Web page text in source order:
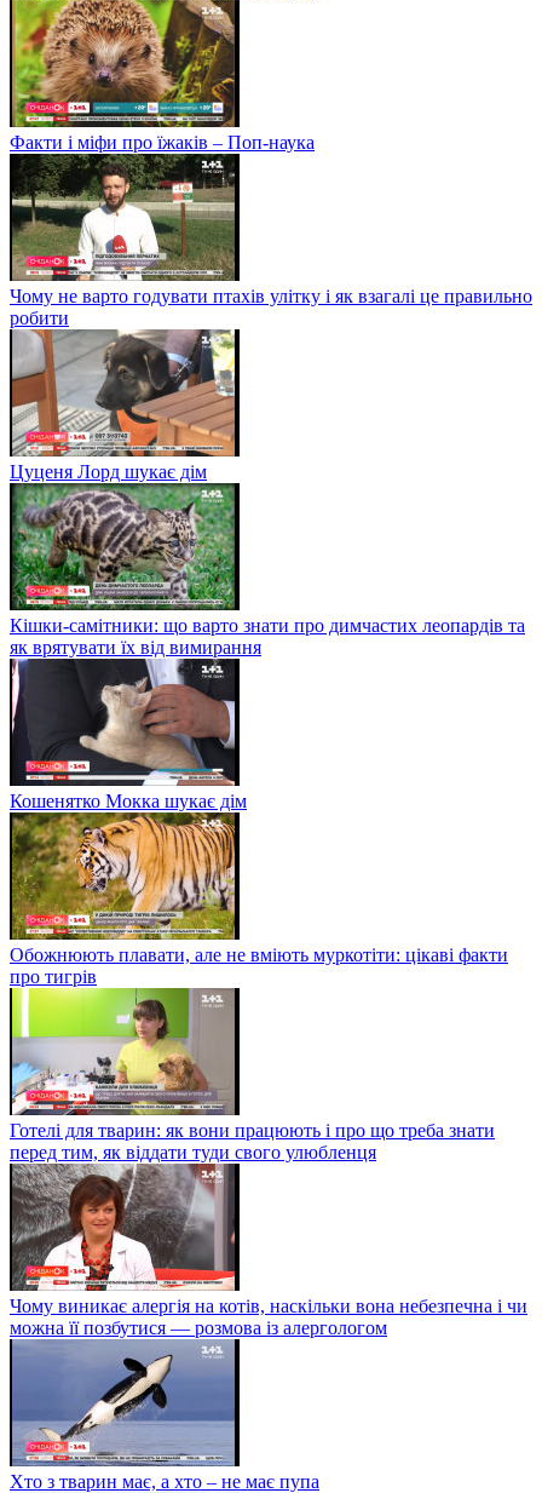
Факти і міфи про їжаків – Поп-наука
Чому не варто годувати птахів улітку і як взагалі це правильно
робити
Цуценя Лорд шукає дім
Кішки-самітники: що варто знати про димчастих леопардів та
як врятувати їх від вимирання
Кошенятко Мокка шукає дім
Обожнюють плавати, але не вміють муркотіти: цікаві факти
про тигрів
Готелі для тварин: як вони працюють і про що треба знати
перед тим, як віддати туди свого улюбленця
Чому виникає алергія на котів, наскільки вона небезпечна і чи
можна її позбутися — розмова із алергологом
Хто з тварин має, а хто – не має пупа